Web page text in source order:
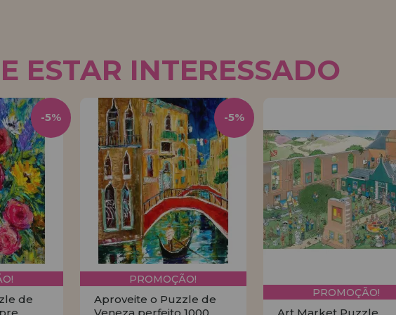
ESTAR INTERESSADO
de
-5%
PROMOÇÃO!
Aproveite o Puzzle de
-5%
PROMOÇÃO!